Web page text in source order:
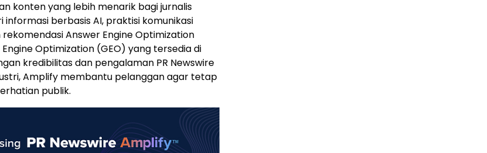
konten yang lebih menarik bagi jurnalis
informasi berbasis AI, praktisi komunikasi
Answer Engine Optimization
Optimization (GEO) yang tersedia di
kredibilitas dan pengalaman PR Newswire
Amplify membantu pelanggan agar tetap
publik.